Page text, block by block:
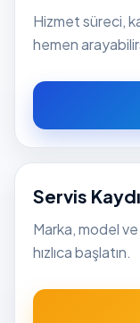
Hizmet süreci,
hemen
Servis
Marka, model
hızlıca başlatın.